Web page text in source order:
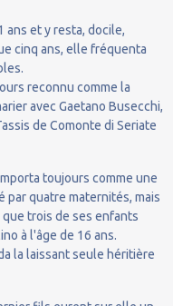
ans et y resta, docile,
cinq ans, elle fréquenta
reconnu comme la
avec Gaetano Busecchi,
de Comonte di Seriate
toujours comme une
quatre maternités, mais
trois de ses enfants
à l'âge de 16 ans.
la laissant seule héritière